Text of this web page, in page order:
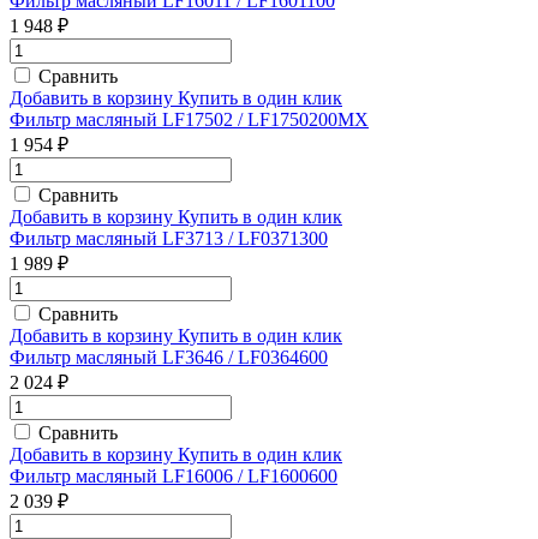
1 948 ₽
Сравнить
Добавить в корзину Купить в один клик
Фильтр масляный LF17502 / LF1750200MX
1 954 ₽
Сравнить
Добавить в корзину Купить в один клик
Фильтр масляный LF3713 / LF0371300
1 989 ₽
Сравнить
Добавить в корзину Купить в один клик
Фильтр масляный LF3646 / LF0364600
2 024 ₽
Сравнить
Добавить в корзину Купить в один клик
Фильтр масляный LF16006 / LF1600600
2 039 ₽